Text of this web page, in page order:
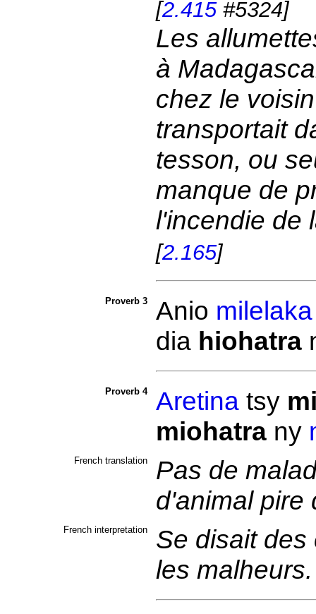
[2.415#5324]
Les
à
chez le
transportait
tesson, ou
manque de
l'incendie de
[2.165]
Proverb 3 Anio milelaka
dia hiohatra
Proverb 4 Aretinatsy
miohatrany
French translation
Pas de
d'animal
French interpretation
Se disait
les